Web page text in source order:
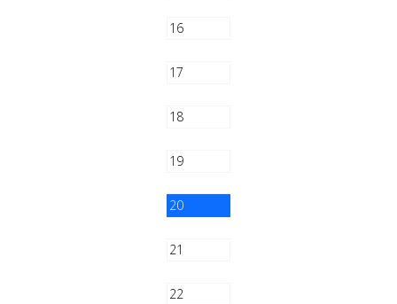
16
17
18
19
20
21
22